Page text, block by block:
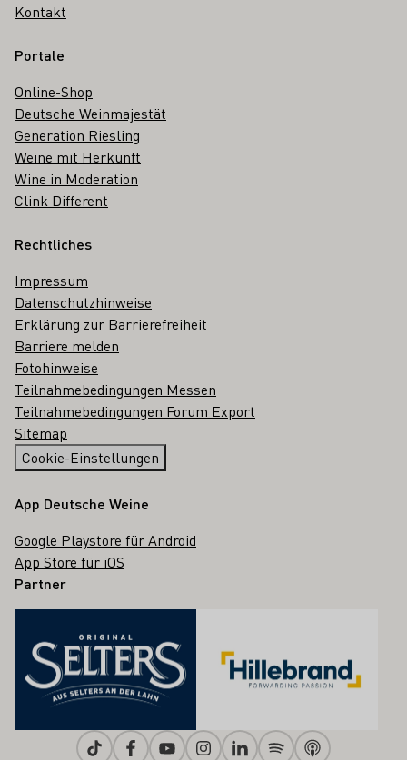
Kontakt
Portale
Online-Shop
Deutsche Weinmajestät
Generation Riesling
Weine mit Herkunft
Wine in Moderation
Clink Different
Rechtliches
Impressum
Datenschutzhinweise
Erklärung zur Barrierefreiheit
Barriere melden
Fotohinweise
Teilnahmebedingungen Messen
Teilnahmebedingungen Forum Export
Sitemap
Cookie-Einstellungen
App Deutsche Weine
Google Playstore für Android
App Store für iOS
Partner
TiktokFacebookYoutubeInstagramLinkedinSpotifyApple